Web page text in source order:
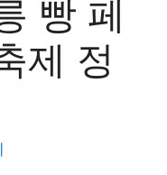
빵 페
제 정